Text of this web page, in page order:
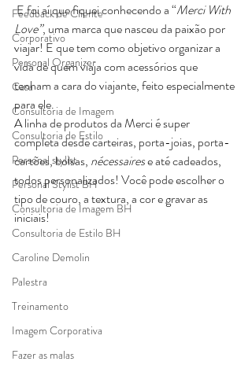
Feedback de Cliente
Corporativo
Personal Organizer
Casa
Consultoria de Imagem
Consultoria de Estilo
Personal stylist
Personal Stylist BH
Consultoria de Imagem BH
Consultoria de Estilo BH
Caroline Demolin
Palestra
Treinamento
Imagem Corporativa
Fazer as malas
E foi aí que fiquei conhecendo a “Merci With
Love”, uma marca que nasceu da paixão por
viajar! E que tem como objetivo organizar a
vida de quem viaja com acessórios que
tenham a cara do viajante, feito especialmente
para ele.
A linha de produtos da Merci é super
completa desde carteiras, porta-joias, porta-
cartões, bolsas, nécessaires e até cadeados,
todos personalizados! Você pode escolher o
tipo de couro, a textura, a cor e gravar as
iniciais!